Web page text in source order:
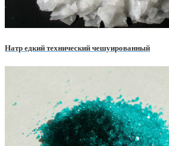
Натр едкий технический чешуированный